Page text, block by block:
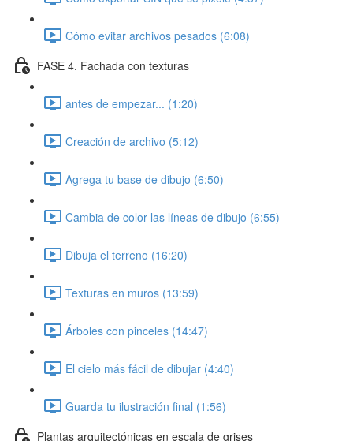
Cómo evitar archivos pesados (6:08)
FASE 4. Fachada con texturas
antes de empezar... (1:20)
Creación de archivo (5:12)
Agrega tu base de dibujo (6:50)
Cambia de color las líneas de dibujo (6:55)
Dibuja el terreno (16:20)
Texturas en muros (13:59)
Árboles con pinceles (14:47)
El cielo más fácil de dibujar (4:40)
Guarda tu ilustración final (1:56)
Plantas arquitectónicas en escala de grises